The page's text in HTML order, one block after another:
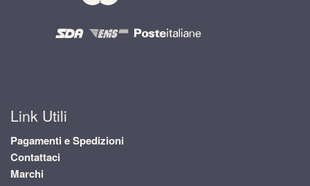
Link Utili
Pagamenti e Spedizioni
Contattaci
Marchi